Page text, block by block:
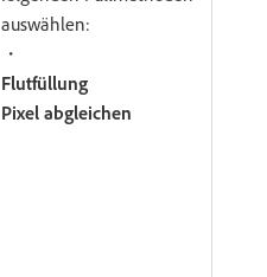
auswählen:
・
Flutfüllung
Pixel abgleichen